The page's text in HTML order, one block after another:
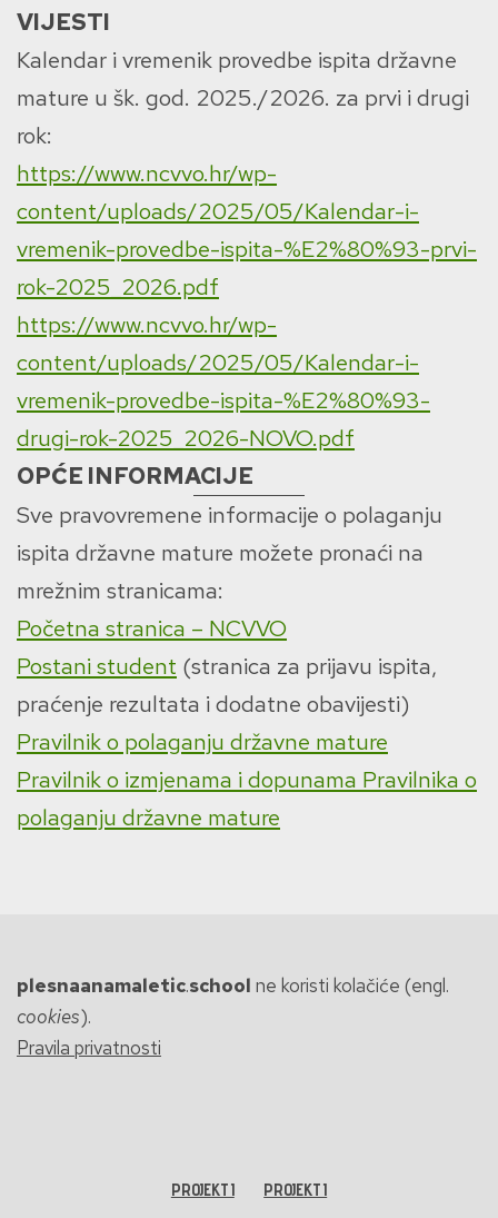
VIJESTI
Kalendar i vremenik provedbe ispita državne
mature u šk. god. 2025./2026. za prvi i drugi
rok:
https://www.ncvvo.hr/wp-
content/uploads/2025/05/Kalendar-i-
vremenik-provedbe-ispita-%E2%80%93-prvi-
rok-2025_2026.pdf
https://www.ncvvo.hr/wp-
content/uploads/2025/05/Kalendar-i-
vremenik-provedbe-ispita-%E2%80%93-
drugi-rok-2025_2026-NOVO.pdf
OPĆE INFORMACIJE
Sve pravovremene informacije o polaganju
ispita državne mature možete pronaći na
mrežnim stranicama:
Početna stranica – NCVVO
Postani student (stranica za prijavu ispita,
praćenje rezultata i dodatne obavijesti)
Pravilnik o polaganju državne mature
Pravilnik o izmjenama i dopunama Pravilnika o
polaganju državne mature
plesnaanamaletic.school ne koristi kolačiće (engl.
cookies).
Pravila privatnosti
PROJEKTI PROJEKTI